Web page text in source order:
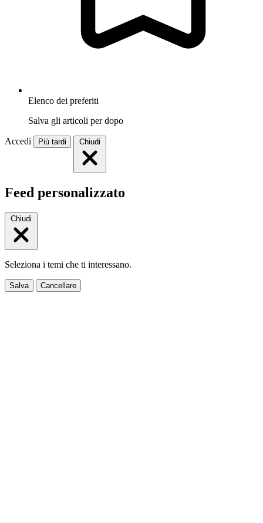
Elenco dei preferiti
Salva gli articoli per dopo
Accedi Più tardi Chiudi
Feed personalizzato
Chiudi
Seleziona i temi che ti interessano.
Salva Cancellare